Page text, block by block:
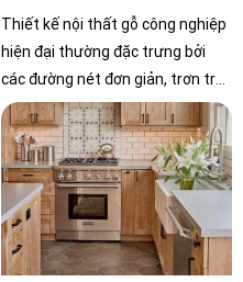
Thiết kế nội thất gỗ công nghiệp
hiện đại thường đặc trưng bởi
các đường nét đơn giản, trơn tru
và không có hoa văn phức tạp. Bộ
đồ nội thất thường có chức năng
đa năng và tiết kiệm không gian,
giúp cho căn hộ chung cư trông
rộng rãi và thoáng đạt hơn.